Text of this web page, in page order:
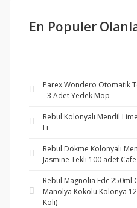
En Populer
Parex Wondero Otomatik
- 3 Adet Yedek Mop
Rebul Kolonyalı Mendil
Li
Rebul Dökme Kolonyalı
Jasmine Tekli 100 adet
Rebul Magnolia Edc 250ml
Manolya Kokolu Kolonya
Koli)